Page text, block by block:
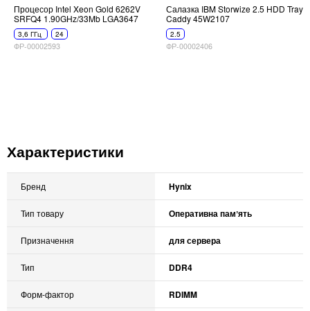
Процесор Intel Xeon Gold 6262V
SRFQ4 1.90GHz/33Mb LGA3647
3,6 ГГц 24
ФР-00002593
Салазка IBM Storwize 2.5 HDD Tray
Caddy 45W2107
2.5
ФР-00002406
Характеристики
Бренд Hynix
Тип товару Оперативна памʼять
Призначення для сервера
Тип DDR4
Форм-фактор RDIMM